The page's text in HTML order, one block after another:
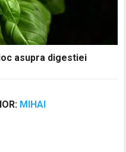
asupra digestiei
MIHAI